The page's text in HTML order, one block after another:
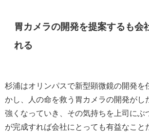
胃カメラの開発を提案するも会
れる
杉浦はオリンパスで新型顕微鏡の開発を
かし、人の命を救う胃カメラの開発がし
強くなっていき、その気持ちを上司にぶ
が完成すれば会社にとっても有益なこと